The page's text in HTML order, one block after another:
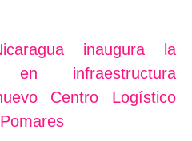
inaugura la
en infraestructura
Centro Logístico